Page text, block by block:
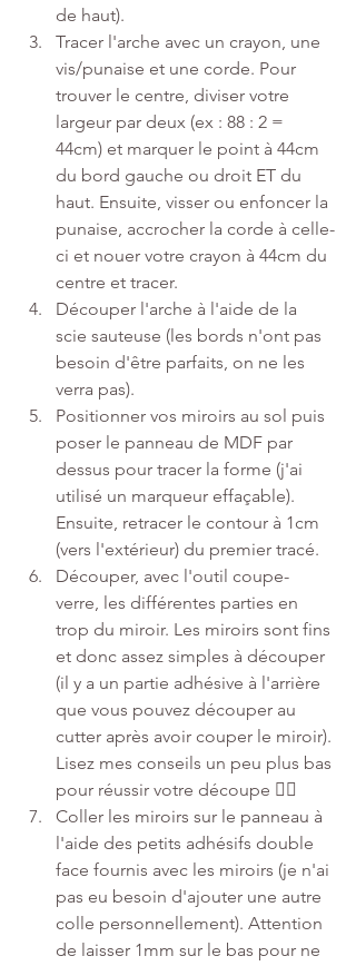
de haut).
Tracer l'arche avec un crayon, une
vis/punaise et une corde. Pour
trouver le centre, diviser votre
largeur par deux (ex : 88 : 2 =
44cm) et marquer le point à 44cm
du bord gauche ou droit ET du
haut. Ensuite, visser ou enfoncer la
punaise, accrocher la corde à celle-
ci et nouer votre crayon à 44cm du
centre et tracer.
Découper l'arche à l'aide de la
scie sauteuse (les bords n'ont pas
besoin d'être parfaits, on ne les
verra pas).
Positionner vos miroirs au sol puis
poser le panneau de MDF par
dessus pour tracer la forme (j'ai
utilisé un marqueur effaçable).
Ensuite, retracer le contour à 1cm
(vers l'extérieur) du premier tracé.
Découper, avec l'outil coupe-
verre, les différentes parties en
trop du miroir. Les miroirs sont fins
et donc assez simples à découper
(il y a un partie adhésive à l'arrière
que vous pouvez découper au
cutter après avoir couper le miroir).
Lisez mes conseils un peu plus bas
pour réussir votre découpe 👇🏼
Coller les miroirs sur le panneau à
l'aide des petits adhésifs double
face fournis avec les miroirs (je n'ai
pas eu besoin d'ajouter une autre
colle personnellement). Attention
de laisser 1mm sur le bas pour ne